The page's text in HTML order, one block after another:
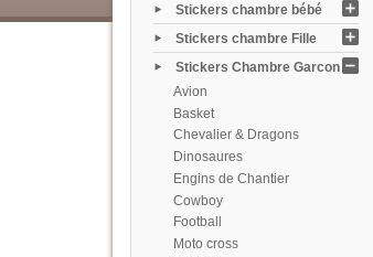
Stickers chambre bébé
Stickers chambre Fille
Stickers Chambre Garcon
Avion
Basket
Chevalier & Dragons
Dinosaures
Engins de Chantier
Cowboy
Football
Moto cross